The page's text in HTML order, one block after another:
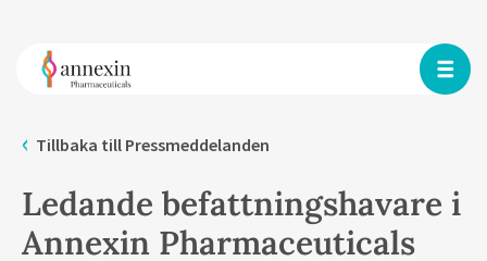
Tillbaka till Pressmeddelanden
Ledande befattningshavare i
Annexin Pharmaceuticals